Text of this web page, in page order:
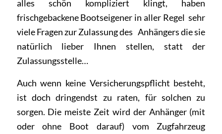
alles schön kompliziert klingt, haben
frischgebackene Bootseigener in aller Regel sehr
viele Fragen zur Zulassung des Anhängers die sie
natürlich lieber Ihnen stellen, statt der
Zulassungsstelle…
Auch wenn keine Versicherungspflicht besteht,
ist doch dringendst zu raten, für solchen zu
sorgen. Die meiste Zeit wird der Anhänger (mit
oder ohne Boot darauf) vom Zugfahrzeug